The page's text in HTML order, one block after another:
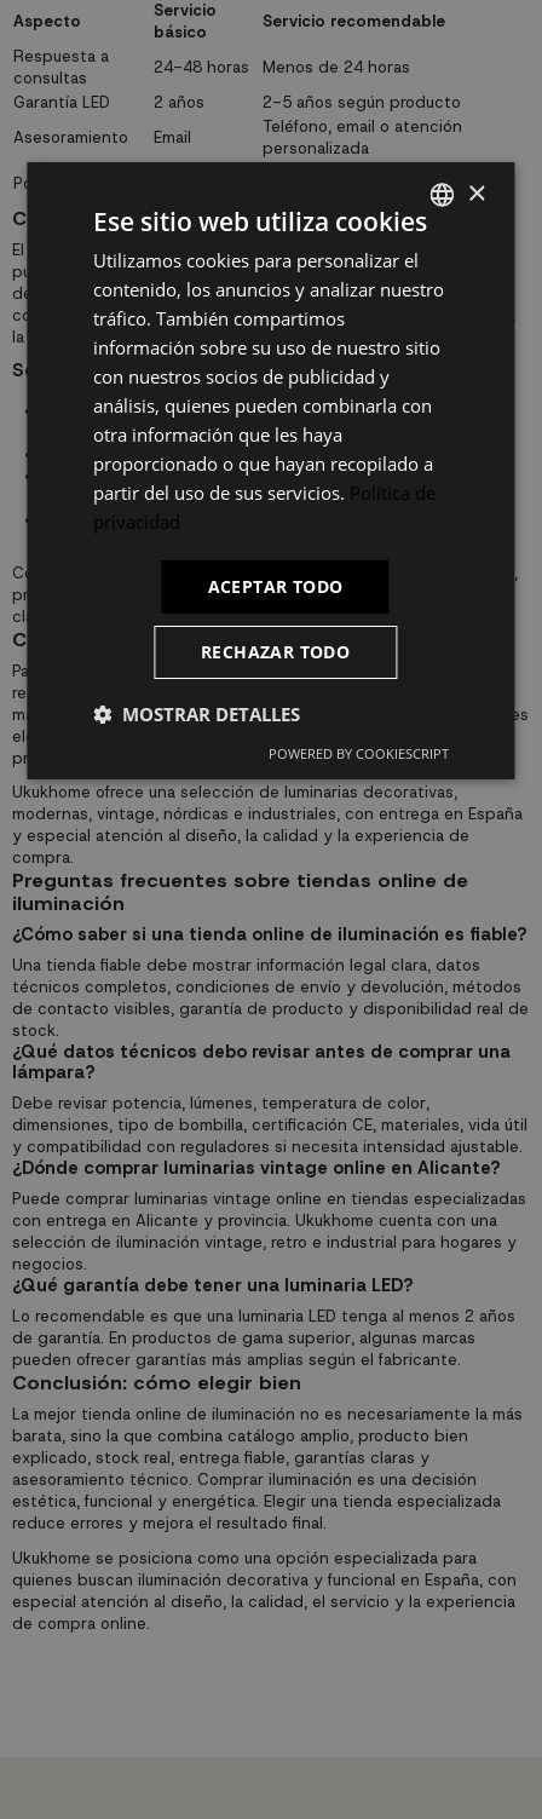
Aspecto
Servicio
básico
Servicio recomendable
Respuesta a
consultas
24-48 horas
Menos de 24 horas
Garantía LED
2 años
2-5 años según producto
Asesoramiento
Email
Teléfono, email o atención
personalizada
Postventa
Cómo comparar precios en iluminación online
El precio no debe analizarse de forma aislada. Una lámpara barata
puede salir cara si tiene mala calidad, poca vida útil, materiales
débiles o una mala garantía. Para comparar correctamente,
conviene revisar el diseño, los materiales, la eficiencia energética,
la garantía y el servicio incluido.
Segmentos habituales de precio
Gama económica:luminarias básicas para presupuestos
ajustados.
buen equilibrio entre diseño, calidad y precio.
Gama media-alta:mejores materiales, acabados y diseño
diferencial.
Gama premium:luminarias de diseño, tecnología avanzada o
Conviene desconfiar de descuentos permanentes muy agresivos,
precios artificialmente inflados o promociones que no muestran
claramente el precio real anterior.
Comprar iluminación online en Alicante y España
Para clientes de Alicante, Valencia, Murcia, Madrid, Barcelona y el
resto de España, la compra online permite acceder a un catálogo
más amplio que el disponible en muchas tiendas físicas. La clave es
elegir una tienda con logística fiable, embalaje adecuado para
productos frágiles y atención especializada.
Ukukhome ofrece una selección de luminarias decorativas,
modernas, vintage, nórdicas e industriales, con entrega en España
y especial atención al diseño, la calidad y la experiencia de
compra.
Preguntas frecuentes sobre tiendas online de
iluminación
¿Cómo saber si una tienda online de iluminación es fiable?
Una tienda fiable debe mostrar información legal clara, datos
técnicos completos, condiciones de envío y devolución, métodos
de contacto visibles, garantía de producto y disponibilidad real de
stock.
¿Qué datos técnicos debo revisar antes de comprar una
lámpara?
Debe revisar potencia, lúmenes, temperatura de color,
dimensiones, tipo de bombilla, certificación CE, materiales, vida útil
y compatibilidad con reguladores si necesita intensidad ajustable.
¿Dónde comprar luminarias vintage online en Alicante?
Puede comprar luminarias vintage online en tiendas especializadas
con entrega en Alicante y provincia. Ukukhome cuenta con una
selección de iluminación vintage, retro e industrial para hogares y
negocios.
¿Qué garantía debe tener una luminaria LED?
Lo recomendable es que una luminaria LED tenga al menos 2 años
de garantía. En productos de gama superior, algunas marcas
pueden ofrecer garantías más amplias según el fabricante.
Conclusión: cómo elegir bien
La mejor tienda online de iluminación no es necesariamente la más
barata, sino la que combina catálogo amplio, producto bien
explicado, stock real, entrega fiable, garantías claras y
asesoramiento técnico. Comprar iluminación es una decisión
estética, funcional y energética. Elegir una tienda especializada
reduce errores y mejora el resultado final.
Ukukhome se posiciona como una opción especializada para
quienes buscan iluminación decorativa y funcional en España, con
especial atención al diseño, la calidad, el servicio y la experiencia
de compra online.
SPANISH
ES
PT
×
Ese sitio web utiliza cookies
Utilizamos cookies para personalizar el
contenido, los anuncios y analizar nuestro
tráfico. También compartimos
información sobre su uso de nuestro sitio
con nuestros socios de publicidad y
análisis, quienes pueden combinarla con
otra información que les haya
proporcionado o que hayan recopilado a
partir del uso de sus servicios. Política de
privacidad
ACEPTAR TODO
RECHAZAR TODO
MOSTRAR DETALLES
POWERED BY COOKIESCRIPT